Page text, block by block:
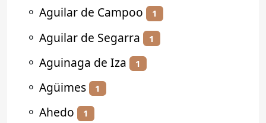
⚬ Aguilar de Campoo 1
⚬ Aguilar de Segarra 1
⚬ Aguinaga de Iza 1
⚬ Agüimes 1
⚬ Ahedo 1